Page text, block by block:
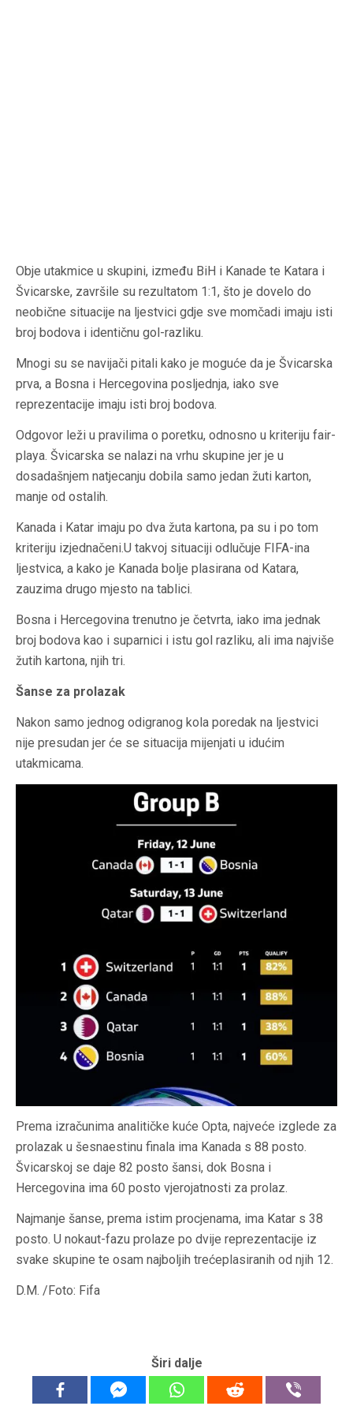
Obje utakmice u skupini, između BiH i Kanade te Katara i
Švicarske, završile su rezultatom 1:1, što je dovelo do
neobične situacije na ljestvici gdje sve momčadi imaju isti
broj bodova i identičnu gol-razliku.
Mnogi su se navijači pitali kako je moguće da je Švicarska
prva, a Bosna i Hercegovina posljednja, iako sve
reprezentacije imaju isti broj bodova.
Odgovor leži u pravilima o poretku, odnosno u kriteriju fair-
playa. Švicarska se nalazi na vrhu skupine jer je u
dosadašnjem natjecanju dobila samo jedan žuti karton,
manje od ostalih.
Kanada i Katar imaju po dva žuta kartona, pa su i po tom
kriteriju izjednačeni.U takvoj situaciji odlučuje FIFA-ina
ljestvica, a kako je Kanada bolje plasirana od Katara,
zauzima drugo mjesto na tablici.
Bosna i Hercegovina trenutno je četvrta, iako ima jednak
broj bodova kao i suparnici i istu gol razliku, ali ima najviše
žutih kartona, njih tri.
Šanse za prolazak
Nakon samo jednog odigranog kola poredak na ljestvici
nije presudan jer će se situacija mijenjati u idućim
utakmicama.
Prema izračunima analitičke kuće Opta, najveće izglede za
prolazak u šesnaestinu finala ima Kanada s 88 posto.
Švicarskoj se daje 82 posto šansi, dok Bosna i
Hercegovina ima 60 posto vjerojatnosti za prolaz.
Najmanje šanse, prema istim procjenama, ima Katar s 38
posto. U nokaut-fazu prolaze po dvije reprezentacije iz
svake skupine te osam najboljih trećeplasiranih od njih 12.
D.M. /Foto: Fifa
Širi dalje